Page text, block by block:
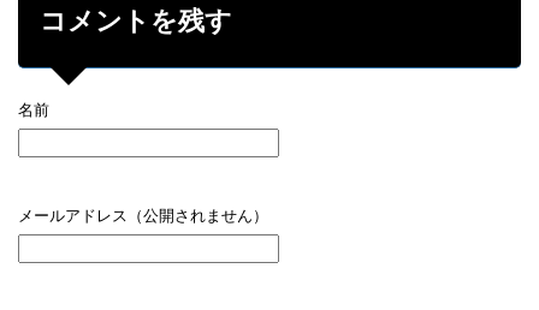
コメントを残す
名前
メールアドレス（公開されません）